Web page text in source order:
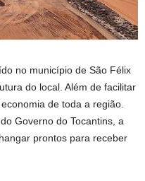
no município de São Félix
do local. Além de facilitar
de toda a região.
Governo do Tocantins, a
prontos para receber